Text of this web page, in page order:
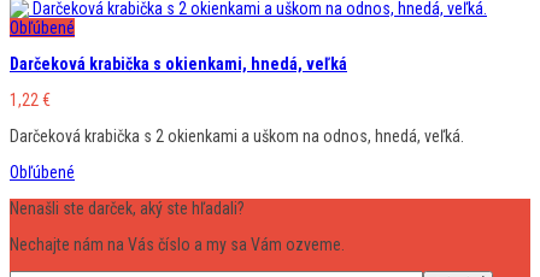
Obľúbené
Darčeková krabička s okienkami, hnedá, veľká
1,22 €
Darčeková krabička s 2 okienkami a uškom na odnos, hnedá, veľká.
Obľúbené
Nenašli ste darček, aký ste hľadali?
Nechajte nám na Vás číslo a my sa Vám ozveme.